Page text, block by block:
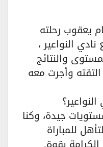
يعقوب رحلته
النواعير ،
والنتائج
وأجرت معه
جيدة، وكنا
للمباراة